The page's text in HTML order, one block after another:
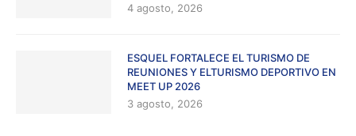
4 agosto, 2026
ESQUEL FORTALECE EL TURISMO DE
REUNIONES Y ELTURISMO DEPORTIVO EN
MEET UP 2026
3 agosto, 2026